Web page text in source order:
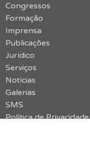
Congressos
Formação
Imprensa
Publicações
Jurídico
Serviços
Notícias
Galerias
SMS
Política de Privacidade